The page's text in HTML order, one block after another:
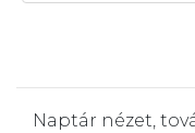
Naptár nézet,